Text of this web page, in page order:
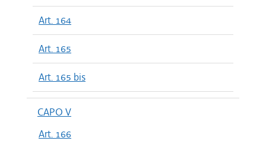
Art. 164
Art. 165
Art. 165 bis
CAPO V
Art. 166